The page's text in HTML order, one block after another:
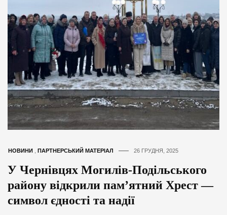
НОВИНИ ПАРТНЕРСЬКИЙ МАТЕРІАЛ 26 ГРУДНЯ, 2025
У Чернівцях Могилів-Подільського
району відкрили пам’ятний Хрест —
символ єдності та надії